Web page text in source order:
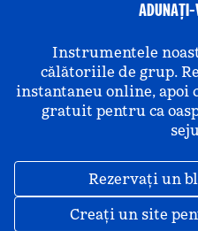
ADUNAȚI-
Instrumentele
călătoriile de grup.
instantaneu online, apoi
gratuit pentru ca
Rezervați un
Creați un site